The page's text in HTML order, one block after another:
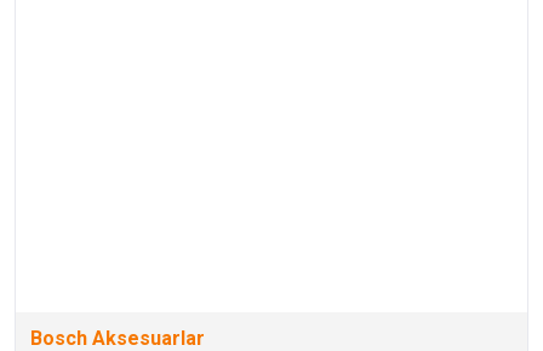
Bosch Aksesuarlar